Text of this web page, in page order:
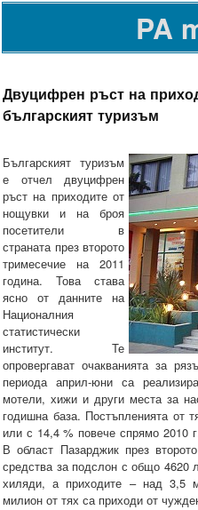
PA
Двуцифрен ръст на
българският туризъм
Българският туризъм
е отчел двуцифрен
ръст на приходите от
нощувки и на броя
посетители в
страната през второто
тримесечие на 2011
година. Това става
ясно от данните на
Националния
статистически
институт. Те
опровергават очакванията за
периода април-юни са
мотели, хижи и други места за
годишна база. Постъпленията от
или с 14,4 % повече спрямо 2010
В област Пазарджик през
средства за подслон с общо 4620
хиляди, а приходите – над 3,5
милион от тях са приходи от